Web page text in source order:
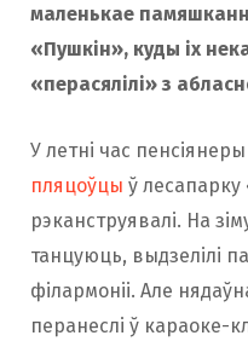
маленькае
«Пушкін», куды іх
«перасялілі» з
У летні час
пляцоўцы ў
рэканструявалі. На
танцуюць, выдзелілі
філармоніі. Але
перанеслі ў караоке-